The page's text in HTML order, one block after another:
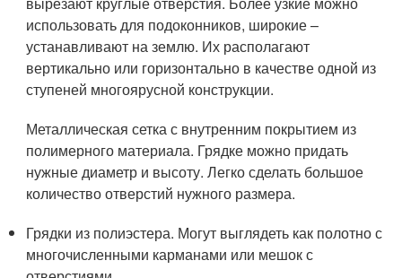
использовать для подоконников, широкие –
устанавливают на землю. Их располагают
вертикально или горизонтально в качестве одной из
ступеней многоярусной конструкции.
Металлическая сетка с внутренним покрытием из
полимерного материала. Грядке можно придать
нужные диаметр и высоту. Легко сделать большое
количество отверстий нужного размера.
Грядки из полиэстера. Могут выглядеть как полотно с
многочисленными карманами или мешок с